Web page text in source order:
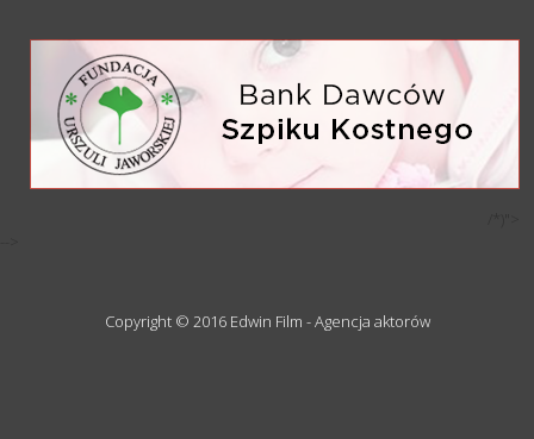
Copyright © 2016 Edwin Film - Agencja aktorów